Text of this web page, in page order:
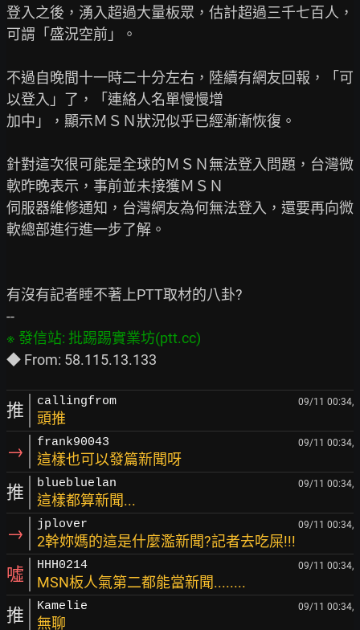
登入之後，湧入超過大量板眾，估計超過三千七百人，
可謂「盛況空前」。
不過自晚間十一時二十分左右，陸續有網友回報，「可
以登入」了，「連絡人名單慢慢增
加中」，顯示ＭＳＮ狀況似乎已經漸漸恢復。
針對這次很可能是全球的ＭＳＮ無法登入問題，台灣微
軟昨晚表示，事前並未接獲ＭＳＮ
伺服器維修通知，台灣網友為何無法登入，還要再向微
軟總部進行進一步了解。
有沒有記者睡不著上PTT取材的八卦?
推 callingfrom 09/11 00:34,
頭推
→ frank90043 09/11 00:34,
這樣也可以發篇新聞呀
推 bluebluelan 09/11 00:34,
這樣都算新聞...
→ jplover 09/11 00:34,
2幹妳媽的這是什麼濫新聞?記者去吃屎!!!
噓 HHH0214 09/11 00:34,
MSN板人氣第二都能當新聞........
推 Kamelie 09/11 00:34,
無聊